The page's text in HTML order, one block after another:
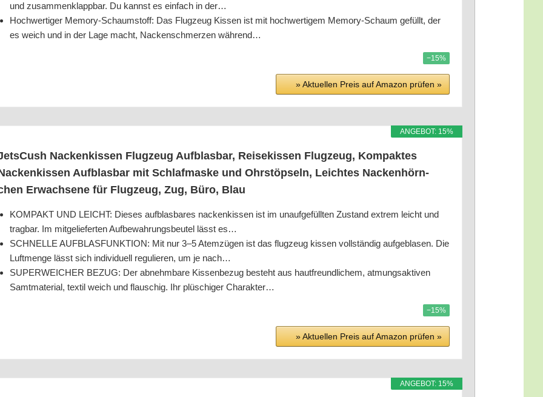
und zusam­men­klapp­bar. Du kannst es ein­fach in der…
Hoch­wer­ti­ger Memo­ry-Schaum­stoff: Das Flug­zeug Kis­sen ist mit hoch­wer­ti­gem Memo­ry-Schaum gefüllt, der
es weich und in der Lage macht, Nacken­schmer­zen während…
−15%
» Aktu­el­len Preis auf Ama­zon prü­fen »
ANGE­BOT: 15%
Nacken­kis­sen Flug­zeug Auf­blas­bar, Rei­se­kis­sen Flug­zeug, Kom­pak­tes
Auf­blas­bar mit Schlaf­mas­ke und Ohr­stöp­seln, Leich­tes Nacken­hörn­
Erwach­se­ne für Flug­zeug, Zug, Büro, Blau
KOMPAKT UND LEICHT: Die­ses auf­blas­ba­res nacken­kis­sen ist im unauf­ge­füll­ten Zustand extrem leicht und
trag­bar. Im mit­ge­lie­fer­ten Auf­be­wah­rungs­beu­tel lässt es…
SCHNELLE AUFBLASFUNKTION: Mit nur 3–5 Atem­zü­gen ist das flug­zeug kis­sen voll­stän­dig auf­ge­bla­sen. Die
Luft­men­ge lässt sich indi­vi­du­ell regu­lie­ren, um je nach…
SUPERWEICHER BEZUG: Der abnehm­ba­re Kis­sen­be­zug besteht aus haut­freund­li­chem, atmungs­ak­ti­ven
Samt­ma­te­ri­al, tex­til weich und flau­schig. Ihr plü­schi­ger Charakter…
−15%
» Aktu­el­len Preis auf Ama­zon prü­fen »
ANGE­BOT: 15%